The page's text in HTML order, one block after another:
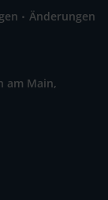
. Änderungen
am Main,